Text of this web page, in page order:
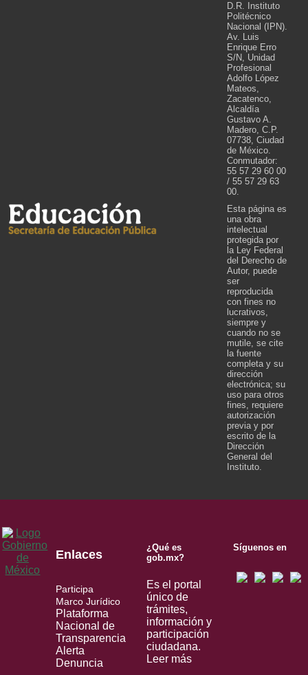
D.R. Instituto
Politécnico
Nacional (IPN).
Av. Luis
Enrique Erro
S/N, Unidad
Profesional
Adolfo López
Mateos,
Zacatenco,
Alcaldía
Gustavo A.
Madero, C.P.
07738, Ciudad
de México.
Conmutador:
55 57 29 60 00
/ 55 57 29 63
00.
Esta página es
una obra
intelectual
protegida por
la Ley Federal
del Derecho de
Autor, puede
ser
reproducida
con fines no
lucrativos,
siempre y
cuando no se
mutile, se cite
la fuente
completa y su
dirección
electrónica; su
uso para otros
fines, requiere
autorización
previa y por
escrito de la
Dirección
General del
Instituto.
Enlaces
Participa
Marco Jurídico
Plataforma
Nacional de
Transparencia
Alerta
Denuncia
¿Qué es
gob.mx?
Es el portal
único de
trámites,
información y
participación
ciudadana.
Leer más
Síguenos en